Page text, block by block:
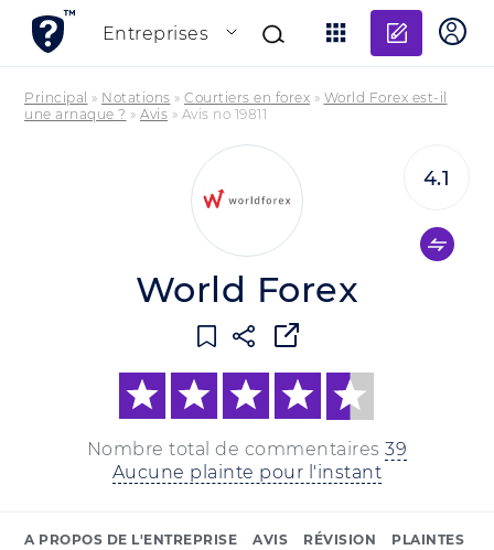
Entreprises
Principal » Notations » Courtiers en forex » World Forex est-il
une arnaque ? » Avis » Avis no 19811
World Forex
Nombre total de commentaires 39
Aucune plainte pour l'instant
4.1
A PROPOS DE L'ENTREPRISE AVIS RÉVISION PLAINTES